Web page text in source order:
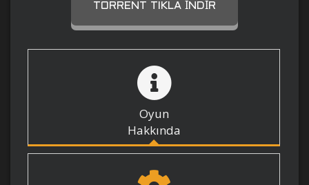
TORRENT TIKLA İNDIR
Oyun
Hakkında